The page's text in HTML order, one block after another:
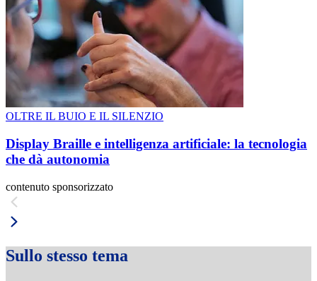
OLTRE IL BUIO E IL SILENZIO
Display Braille e intelligenza artificiale: la tecnologia
che dà autonomia
contenuto sponsorizzato
Sullo stesso tema